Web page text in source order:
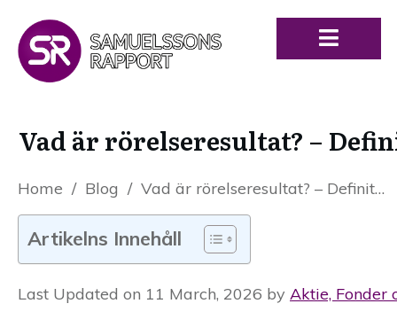
Vad är rörelseresultat? –
Home / Blog / Vad är rörelseresultat? – Definition och förklaring av rörelseresultatet
Artikelns Innehåll
Last Updated on 11 March, 2026 by Aktie, Fonder